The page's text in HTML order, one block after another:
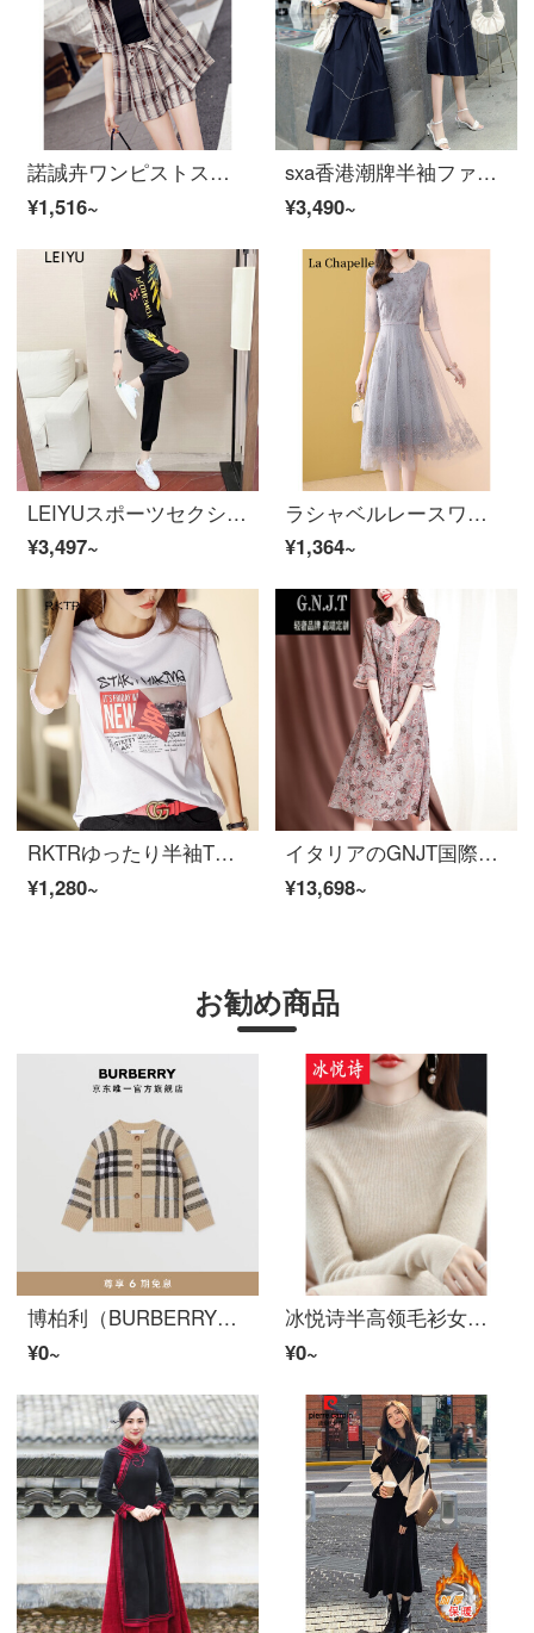
諾誠卉ワンピストストスト女性2021夏服新着商品女性用半袖小さいスーツトープ韓国版女装ファッションオールマイティードレス女性職業ファッションミッグを参考に体重を選択してください。
¥1,516~
sxa香港潮牌半袖ファッションワンピス女性は2021年夏に新商品の韓国版を持っていて、色の縞模様の気質を打って底のスカートを巻いて腰を収めて明らかにやせています。
¥3,490~
LEIYUスポーツセクシャープリント修身カージュ2点セットブラックM
¥3,497~
ラシャベルレースワンピス2021年夏ファッション気质が优雅でシンプルで、プリントが见える痩せっぷりカーバーお腹の中に长いスカウトA字スカート女装网纱钉珠灰色（サイズはM.L.XL.XXX.2 XL.3 XL）注文书き込みサイズや相谈会社です。
¥1,364~
RKTRゆったり半袖Tシャツー女性2021夏新商品韓国版パーフェクト痩身タイツ綿カジュアルTシャツトッピングホワイト2 XL
¥1,280~
イタリアのGNJT国際軽贅沢ブランド「シルクピート」の女装夏2021年新着商品上品で優しい雰囲気の小花さんシルク夏ローリングスカーピンクM
¥13,698~
お勧め商品
博柏利（BURBERRY） 女童 格纹提花羊毛混纺开衫80565331
¥0~
冰悦诗半高领毛衫女一线成衣修身针织打底衫紧身套头内搭セーター 原绒米 均码建议85-135斤
¥0~